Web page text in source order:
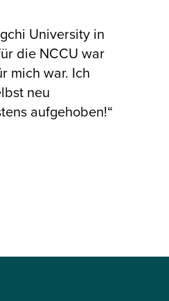
University in
die NCCU war
mich war. Ich
neu
aufgehoben!“